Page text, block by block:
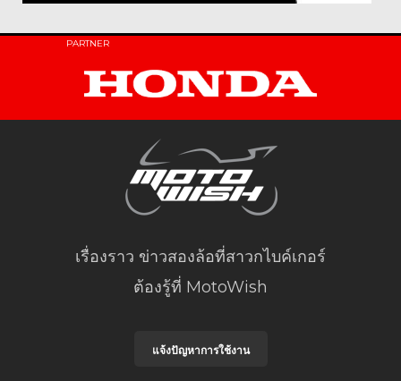
PARTNER
เรื่องราว ข่าวสองล้อที่สาวกไบค์เกอร์
ต้องรู้ที่ MotoWish
แจ้งปัญหาการใช้งาน